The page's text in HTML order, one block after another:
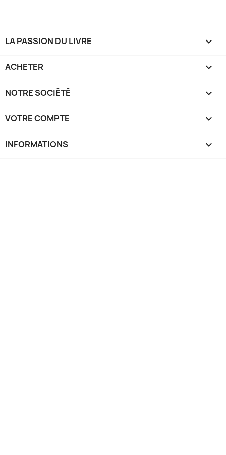
LA PASSION DU LIVRE 
ACHETER 
NOTRE SOCIÉTÉ 
VOTRE COMPTE 
INFORMATIONS keyboard_arrow_down